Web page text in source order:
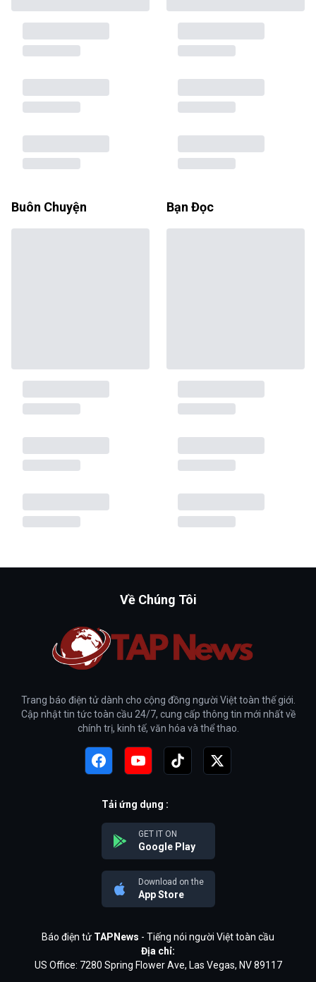
Buôn Chuyện Bạn Đọc
Về Chúng Tôi
Trang báo điện tử dành cho cộng đồng người Việt toàn thế giới.
Cập nhật tin tức toàn cầu 24/7, cung cấp thông tin mới nhất về
chính trị, kinh tế, văn hóa và thể thao.
Tải ứng dụng :
GET IT ON
Google Play
Download on the
App Store
Báo điện tử TAPNews - Tiếng nói người Việt toàn cầu
Địa chỉ:
US Office: 7280 Spring Flower Ave, Las Vegas, NV 89117